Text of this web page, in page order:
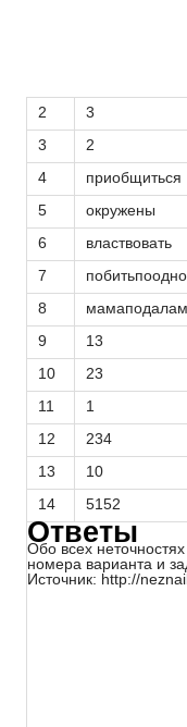
2
3
3
2
4
приобщиться
5
окружены
6
властвовать
7
8
9
13
10
23
11
1
12
234
13
10
14
5152
Ответы
Обо всех
номера варианта и
Источник: http://